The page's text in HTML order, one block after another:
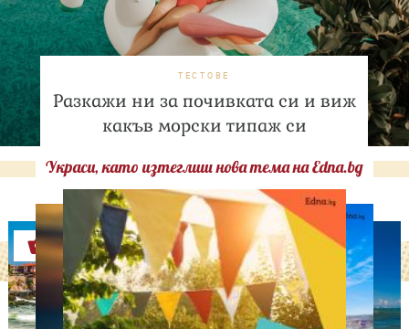
ТЕСТОВЕ
Разкажи ни за почивката си и виж
какъв морски типаж си
Украси, като изтеглиш нова тема на Edna.bg
Оферти
ЛЮБОПИТНО